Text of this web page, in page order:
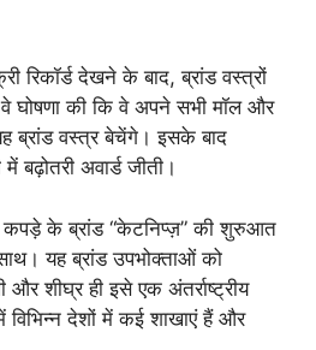
रिकॉर्ड देखने के बाद, ब्रांड वस्त्रों
घोषणा की कि वे अपने सभी मॉल और
ब्रांड वस्त्र बेचेंगे। इसके बाद
अवार्ड जीती।
के ब्रांड “केटनिप्ज़” की शुरुआत
यह ब्रांड उपभोक्ताओं को
और शीघ्र ही इसे एक अंतर्राष्ट्रीय
विभिन्न देशों में कई शाखाएं हैं और